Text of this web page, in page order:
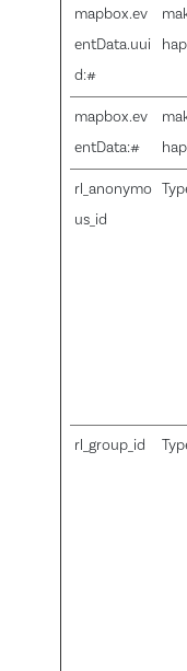
mapbox.ev
entData.uui
d:#
mapbox.ev
entData:#
rl_anonymo
us_id
rl_group_id